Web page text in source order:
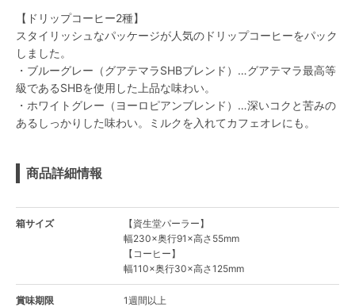
【ドリップコーヒー2種】
スタイリッシュなパッケージが人気のドリップコーヒーをパック
しました。
・ブルーグレー（グアテマラSHBブレンド）…グアテマラ最高等
級であるSHBを使用した上品な味わい。
・ホワイトグレー（ヨーロピアンブレンド）…深いコクと苦みの
あるしっかりした味わい。ミルクを入れてカフェオレにも。
商品詳細情報
箱サイズ
【資生堂パーラー】
幅230×奥行91×高さ55mm
【コーヒー】
幅110×奥行30×高さ125mm
賞味期限 1週間以上